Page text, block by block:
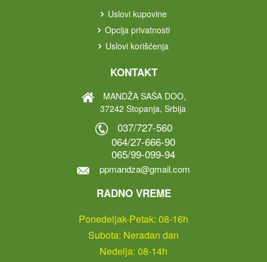
Uslovi kupovine
Opcija privatnosti
Uslovi korišćenja
KONTAKT
MANDŽA SAŠA DOO,
37242 Stopanja, Srbija
037/727-560
064/27-666-90
065/99-099-94
ppmandza@gmail.com
RADNO VREME
Ponedeljak-Petak: 08-16h
Subota: Neradan dan
Nedelja: 08-14h